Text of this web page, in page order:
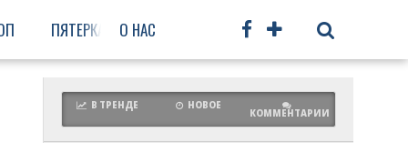
ПЯТЕРКА ФРУНЗЕНСКИЙ ПРОЧЕЕ
О НАС
В ТРЕНДЕ НОВОЕ
КОММЕНТАРИИ